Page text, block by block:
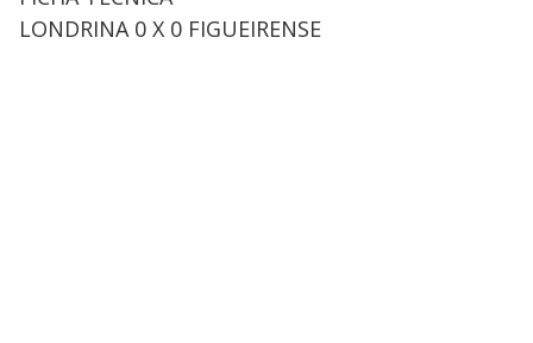
LONDRINA 0 X 0 FIGUEIRENSE